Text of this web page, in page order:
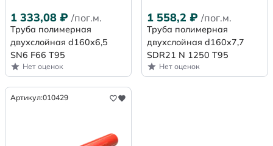
1 333,08 ₽ /пог.м.
Труба полимерная
двухслойная d160х6,5
SN6 F66 Т95
Нет оценок
1 558,2 ₽ /пог.м.
Труба полимерная
двухслойная d160x7,7
SDR21 N 1250 Т95
Нет оценок
Артикул:010429